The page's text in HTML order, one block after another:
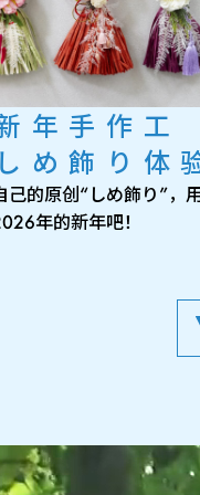
年手作工
め飾り体
己的原创“しめ飾り”，
年的新年吧！